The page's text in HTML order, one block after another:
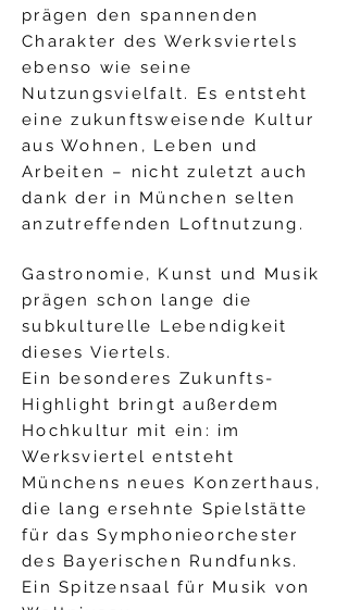
prägen den spannenden
Charakter des Werksviertels
ebenso wie seine
Nutzungsvielfalt. Es entsteht
eine zukunftsweisende Kultur
aus Wohnen, Leben und
Arbeiten – nicht zuletzt auch
dank der in München selten
anzutreffenden Loftnutzung.
Gastronomie, Kunst und Musik
prägen schon lange die
subkulturelle Lebendigkeit
dieses Viertels.
Ein besonderes Zukunfts-
Highlight bringt außerdem
Hochkultur mit ein: im
Werksviertel entsteht
Münchens neues Konzerthaus,
die lang ersehnte Spielstätte
für das Symphonieorchester
des Bayerischen Rundfunks.
Ein Spitzensaal für Musik von